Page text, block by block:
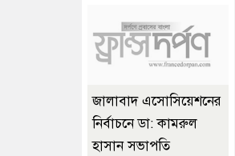
জালাবাদ এসোসিয়েশনের
নির্বাচনে ডা: কামরুল
হাসান সভাপতি